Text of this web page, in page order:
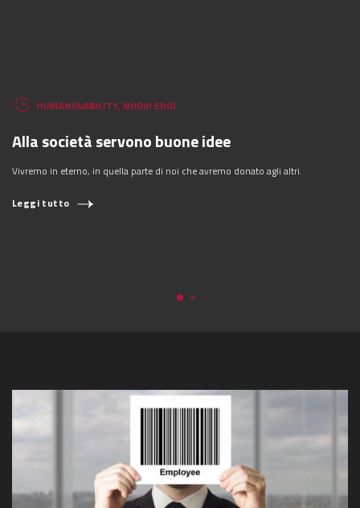
HUMANOVABILITY, NUOVI EROI
Alla società servono buone idee
Vivremo in eterno, in quella parte di noi che avremo donato agli altri.
Leggi tutto